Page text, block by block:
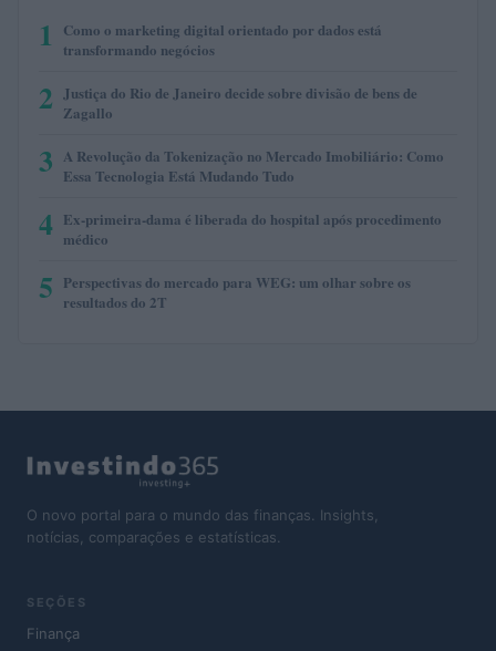
1
Como o marketing digital orientado por dados está
transformando negócios
2
Justiça do Rio de Janeiro decide sobre divisão de bens de
Zagallo
3 A Revolução da Tokenização no Mercado Imobiliário: Como
Essa Tecnologia Está Mudando Tudo
4 Ex-primeira-dama é liberada do hospital após procedimento
médico
5 Perspectivas do mercado para WEG: um olhar sobre os
resultados do 2T
O novo portal para o mundo das finanças. Insights,
notícias, comparações e estatísticas.
SEÇÕES
Finança